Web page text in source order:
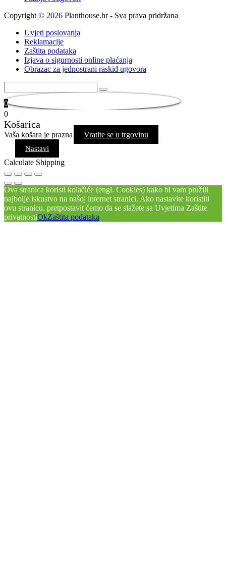
Copyright © 2026 Planthouse.hr - Sva prava pridržana
Uvjeti poslovanja
Reklamacije
Zaštita podataka
Izjava o sigurnosti online plaćanja
Obrazac za jednostrani raskid ugovora
0
0
Košarica
Vaša košara je prazna Vratite se u trgovinu
Nastavi
Calculate Shipping
Ova stranica koristi kolačiće (engl. Cookies) kako bi vam pružili
najbolje iskustvo na našoj internet stranici. Ako nastavite koristiti
ovu stranicu, pretpostavit ćemo da se slažete sa Uvjetima Zaštite
privatnostiOkZaštita podataka